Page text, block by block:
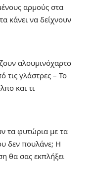
αρμούς στα
κάνει να δείχνουν
αλουμινόχαρτο
τις γλάστρες – Το
και τι
τα φυτώρια με τα
δεν πουλάνε; Η
θα σας εκπλήξει